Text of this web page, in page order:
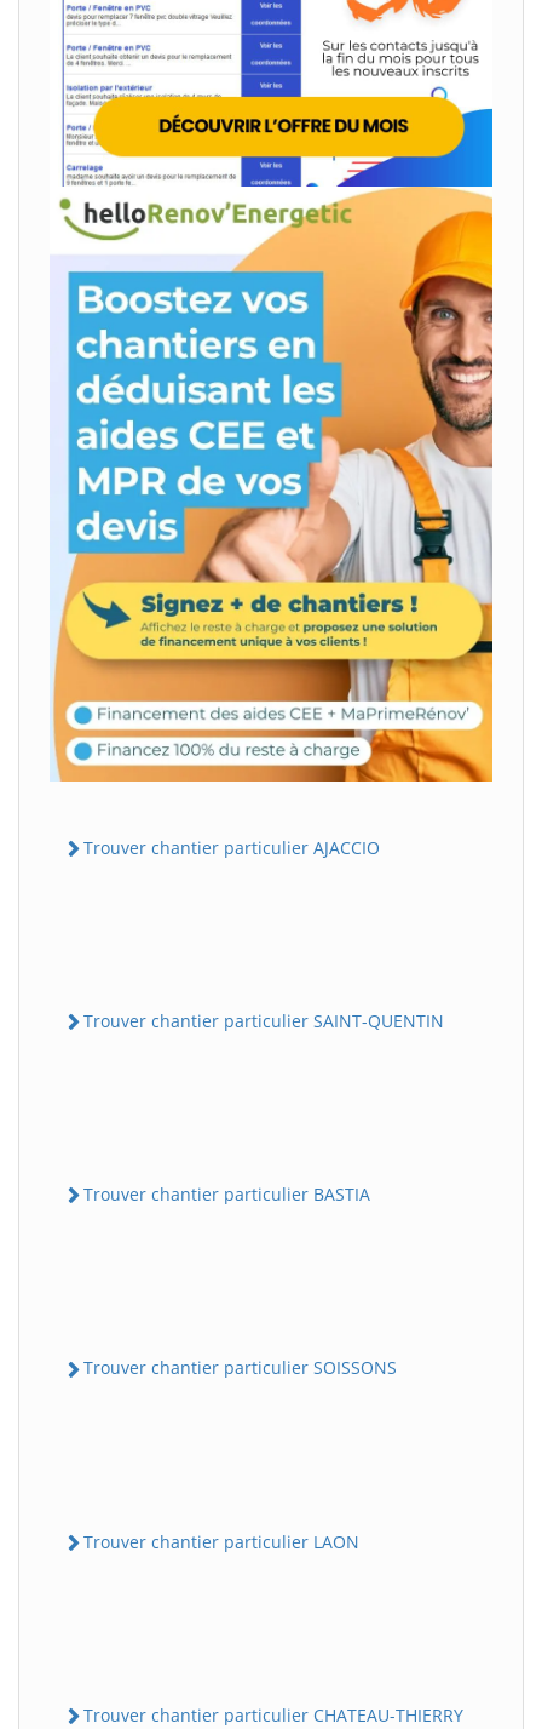
Trouver chantier particulier AJACCIO
Trouver chantier particulier SAINT-QUENTIN
Trouver chantier particulier BASTIA
Trouver chantier particulier SOISSONS
Trouver chantier particulier LAON
Trouver chantier particulier CHATEAU-THIERRY